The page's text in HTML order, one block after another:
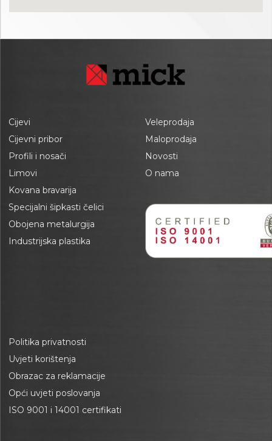
Cijevi
Cijevni pribor
Profili i nosači
Limovi
Kovana bravarija
Specijalni šipkasti čelici
Obojena metalurgija
Industrijska plastika
Veleprodaja
Maloprodaja
Novosti
O nama
Politika privatnosti
Uvjeti korištenja
Obrazac za reklamacije
Opći uvjeti poslovanja
ISO 9001 i 14001 certifikati